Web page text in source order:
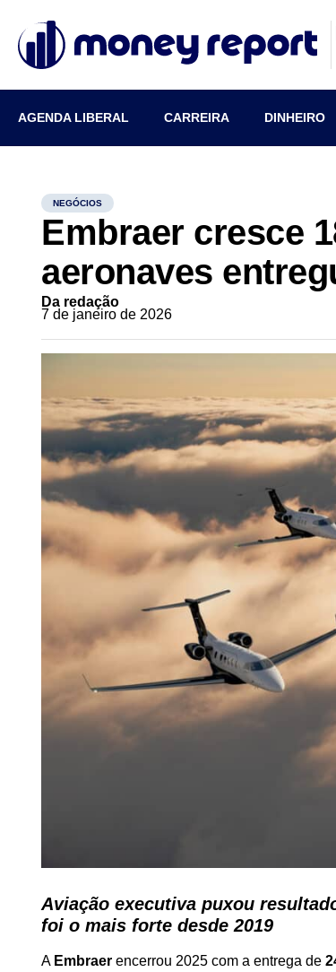
AGENDA LIBERAL CARREIRA DINHEIRO
NEGÓCIOS
Embraer cresce
aeronaves
Da redação
7 de janeiro de 2026
Aviação executiva puxou
foi o mais forte desde 2019
A Embraer encerrou 2025 com a entrega de